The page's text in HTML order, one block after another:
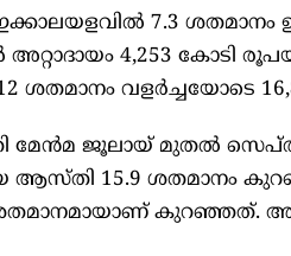
7.3 ശതമാനം
4,253 കോടി
ശതമാനം വളർച്ചയോടെ
മേൻമ ജൂലായ് മുതല്‍
ആസ്‌തി 15.9 ശതമാനം
കുറഞ്ഞത്.